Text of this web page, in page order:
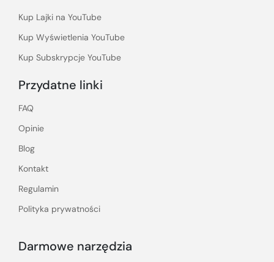
Kup Lajki na YouTube
Kup Wyświetlenia YouTube
Kup Subskrypcje YouTube
Przydatne linki
FAQ
Opinie
Blog
Kontakt
Regulamin
Polityka prywatności
Darmowe narzędzia